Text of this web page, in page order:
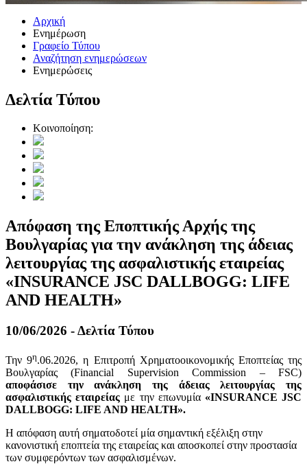
Αρχική
Ενημέρωση
Γραφείο Τύπου
Αναζήτηση ενημερώσεων
Ενημερώσεις
Δελτία Τύπου
Κοινοποίηση:
Απόφαση της Εποπτικής Αρχής της
Βουλγαρίας για την ανάκληση της άδειας
λειτουργίας της ασφαλιστικής εταιρείας
«INSURANCE JSC DALLBOGG: LIFE
AND HEALTH»
10/06/2026 - Δελτία Τύπου
Την 9η.06.2026, η Επιτροπή Χρηματοοικονομικής Εποπτείας της
Βουλγαρίας (Financial Supervision Commission – FSC)
αποφάσισε την ανάκληση της άδειας λειτουργίας της
ασφαλιστικής εταιρείας με την επωνυμία «INSURANCE JSC
DALLBOGG: LIFE AND HEALTH».
Η απόφαση αυτή σηματοδοτεί μία σημαντική εξέλιξη στην
κανονιστική εποπτεία της εταιρείας και αποσκοπεί στην προστασία
των συμφερόντων των ασφαλισμένων.